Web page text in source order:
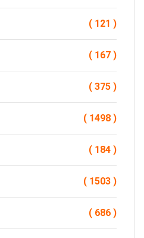
( 121 )
( 167 )
( 375 )
( 1498 )
( 184 )
( 1503 )
( 686 )